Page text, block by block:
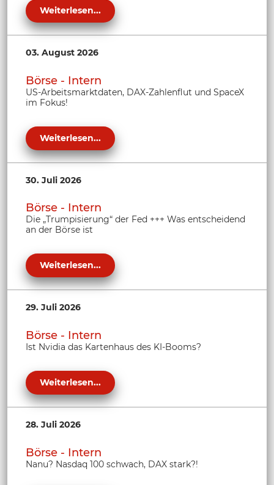
Weiterlesen...
03. August 2026
Börse - Intern
US-Arbeitsmarktdaten, DAX-Zahlenflut und SpaceX
im Fokus!
Weiterlesen...
30. Juli 2026
Börse - Intern
Die „Trumpisierung“ der Fed +++ Was entscheidend
an der Börse ist
Weiterlesen...
29. Juli 2026
Börse - Intern
Ist Nvidia das Kartenhaus des KI-Booms?
Weiterlesen...
28. Juli 2026
Börse - Intern
Nanu? Nasdaq 100 schwach, DAX stark?!